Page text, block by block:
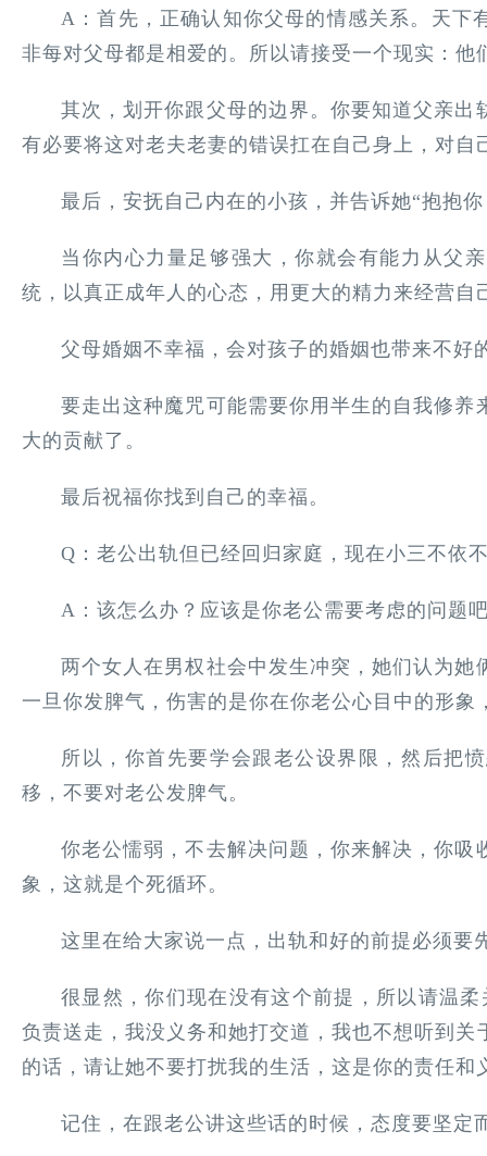
A：首先，正确认知你父母的情感关系。天下
非每对父母都是相爱的。所以请接受一个现实：
其次，划开你跟父母的边界。你要知道父亲
有必要将这对老夫老妻的错误扛在自己身上，对自
最后，安抚自己内在的小孩，并告诉她“抱抱
当你内心力量足够强大，你就会有能力从父
统，以真正成年人的心态，用更大的精力来经营
父母婚姻不幸福，会对孩子的婚姻也带来不好
要走出这种魔咒可能需要你用半生的自我修
大的贡献了。
最后祝福你找到自己的幸福。
Q：老公出轨但已经回归家庭，现在小三不依
A：该怎么办？应该是你老公需要考虑的问题
两个女人在男权社会中发生冲突，她们认为
一旦你发脾气，伤害的是你在你老公心目中的形象
所以，你首先要学会跟老公设界限，然后把
移，不要对老公发脾气。
你老公懦弱，不去解决问题，你来解决，你
象，这就是个死循环。
这里在给大家说一点，出轨和好的前提必须要
很显然，你们现在没有这个前提，所以请温
负责送走，我没义务和她打交道，我也不想听到
的话，请让她不要打扰我的生活，这是你的责任和
记住，在跟老公讲这些话的时候，态度要坚定